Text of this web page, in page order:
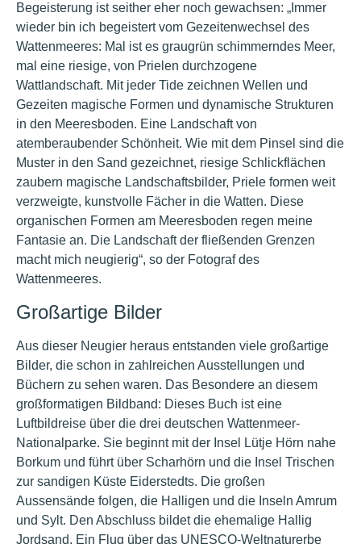
Begeisterung ist seither eher noch gewachsen: „Immer
wieder bin ich begeistert vom Gezeitenwechsel des
Wattenmeeres: Mal ist es graugrün schimmerndes Meer,
mal eine riesige, von Prielen durchzogene
Wattlandschaft. Mit jeder Tide zeichnen Wellen und
Gezeiten magische Formen und dynamische Strukturen
in den Meeresboden. Eine Landschaft von
atemberaubender Schönheit. Wie mit dem Pinsel sind die
Muster in den Sand gezeichnet, riesige Schlickflächen
zaubern magische Landschaftsbilder, Priele formen weit
verzweigte, kunstvolle Fächer in die Watten. Diese
organischen Formen am Meeresboden regen meine
Fantasie an. Die Landschaft der fließenden Grenzen
macht mich neugierig“, so der Fotograf des
Wattenmeeres.
Großartige Bilder
Aus dieser Neugier heraus entstanden viele großartige
Bilder, die schon in zahlreichen Ausstellungen und
Büchern zu sehen waren. Das Besondere an diesem
großformatigen Bildband: Dieses Buch ist eine
Luftbildreise über die drei deutschen Wattenmeer-
Nationalparke. Sie beginnt mit der Insel Lütje Hörn nahe
Borkum und führt über Scharhörn und die Insel Trischen
zur sandigen Küste Eiderstedts. Die großen
Aussensände folgen, die Halligen und die Inseln Amrum
und Sylt. Den Abschluss bildet die ehemalige Hallig
Jordsand. Ein Flug über das UNESCO-Weltnaturerbe